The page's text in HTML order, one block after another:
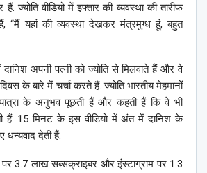
ज्योति वीडियो में इफ्तार की व्यवस्था की तारीफ
“मैं यहां की व्यवस्था देखकर मंत्रमुग्ध हूं, बहुत
अपनी पत्नी को ज्योति से मिलवाते हैं और वे
के बारे में चर्चा करते हैं. ज्योति भारतीय मेहमानों
के अनुभव पूछती हैं और कहती हैं कि वे भी
हैं. 15 मिनट के इस वीडियो में अंत में दानिश के
धन्यवाद देती हैं.
3.7 लाख सब्सक्राइबर और इंस्टाग्राम पर 1.3